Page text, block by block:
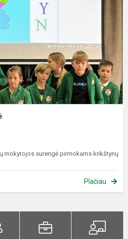
mokytojos surengė pirmokams krikštynų
Plačiau